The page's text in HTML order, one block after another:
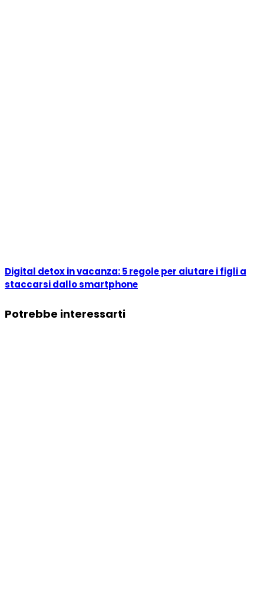
Digital detox in vacanza: 5 regole per aiutare i figli a
staccarsi dallo smartphone
Potrebbe interessarti